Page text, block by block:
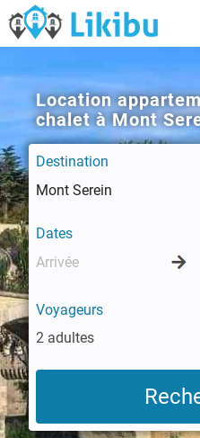
Location
chalet à Mont
Destination
Dates
Voyageurs
2 adultes